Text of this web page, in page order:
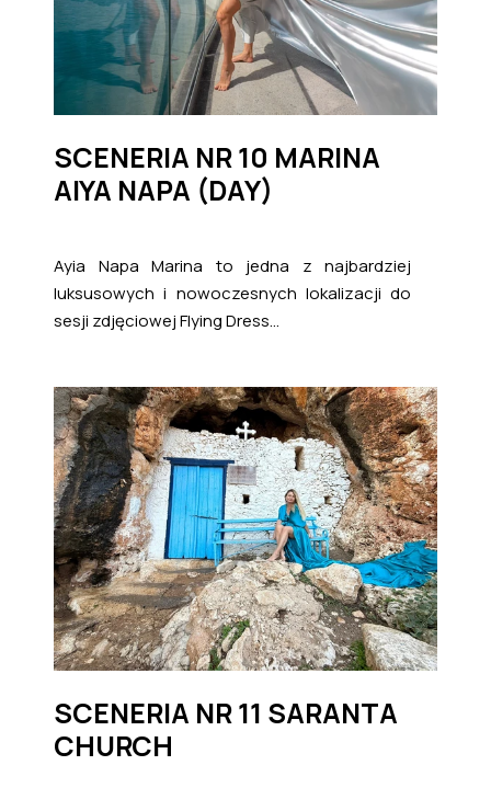
SCENERIA NR 10 MARINA
AIYA NAPA (DAY)
Ayia Napa Marina to jedna z najbardziej
luksusowych i nowoczesnych lokalizacji do
sesji zdjęciowej Flying Dress...
SCENERIA NR 11 SARANTA
CHURCH